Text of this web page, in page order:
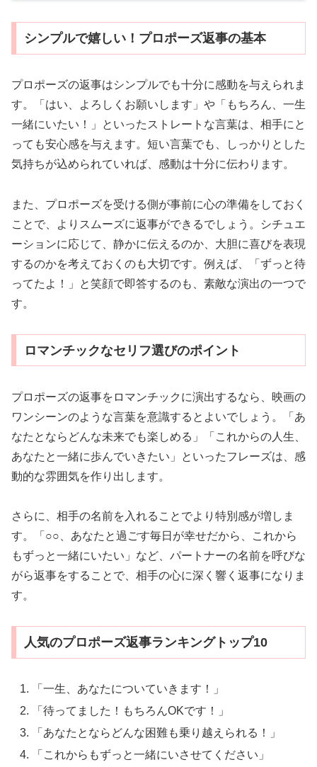
シンプルで嬉しい！プロポーズ返事の基本
プロポーズの返事はシンプルでも十分に感動を与えられま
す。「はい、よろしくお願いします」や「もちろん、一生
一緒にいたい！」といったストレートな言葉は、相手にと
っても安心感を与えます。短い言葉でも、しっかりとした
気持ちが込められていれば、感動は十分に伝わります。
また、プロポーズを受ける側が事前に心の準備をしておく
ことで、よりスムーズに返事ができるでしょう。シチュエ
ーションに応じて、静かに伝えるのか、大胆に喜びを表現
するのかを考えておくのも大切です。例えば、「ずっと待
ってたよ！」と笑顔で即答するのも、素敵な演出の一つで
す。
ロマンチックなセリフ選びのポイント
プロポーズの返事をロマンチックに演出するなら、映画の
ワンシーンのような言葉を意識するとよいでしょう。「あ
なたとならどんな未来でも楽しめる」「これからの人生、
あなたと一緒に歩んでいきたい」といったフレーズは、感
動的な雰囲気を作り出します。
さらに、相手の名前を入れることでより特別感が増しま
す。「○○、あなたと過ごす毎日が幸せだから、これから
もずっと一緒にいたい」など、パートナーの名前を呼びな
がら返事をすることで、相手の心に深く響く返事になりま
す。
人気のプロポーズ返事ランキングトップ10
「一生、あなたについていきます！」
「待ってました！もちろんOKです！」
「あなたとならどんな困難も乗り越えられる！」
「これからもずっと一緒にいさせてください」